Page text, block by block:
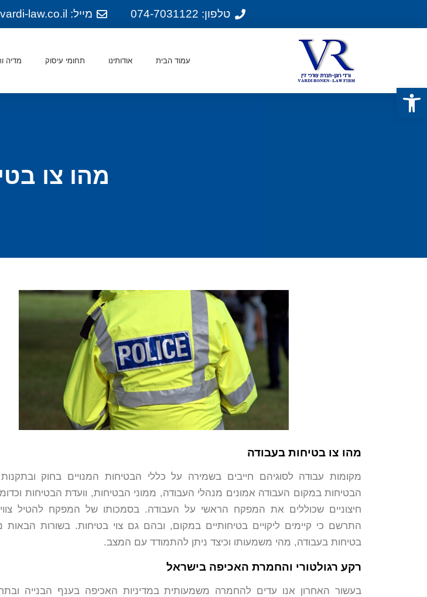
פתח סרגל נגישות
טלפון: 074-7031122 מייל: ronen@vardi-law.co.il
עמוד הבית אודותינו תחומי עיסוק מדיה
מהו צו
מהו צו בטיחות בעבודה
מקומות עבודה לסוגיהם חייבים בשמירה על כללי הבטיחות המנויים בחוק
הבטיחות במקום העבודה אמונים מנהלי העבודה, ממוני הבטיחות, וועדת הבטיחות
חיצוניים שכוללים את המפקח הראשי על העבודה. בסמכותו של המפקח להטיל
התרשם כי קיימים ליקויים בטיחותיים במקום, ובהם גם צוי בטיחות. בשורות הבאות
בטיחות בעבודה, מהי משמעותו וכיצד ניתן להתמודד עם המצב.
רקע רגולטורי והחמרת האכיפה בישראל
בעשור האחרון אנו עדים להחמרה משמעותית במדיניות האכיפה בענף הבנייה